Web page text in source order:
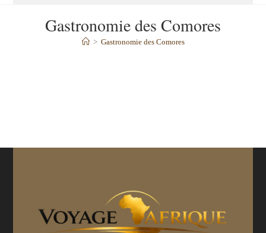
Gastronomie des Comores
> Gastronomie des Comores